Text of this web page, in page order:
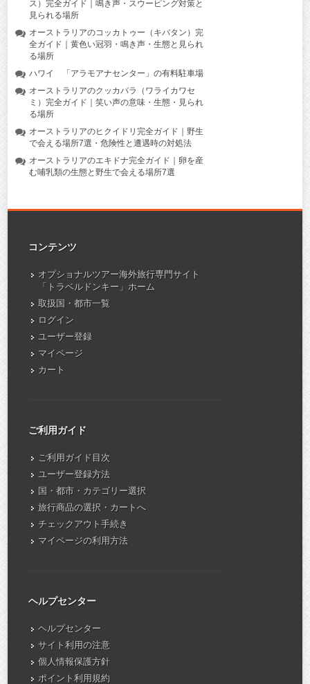
ス）完全ガイド｜鳴き声・スウーピング対策と
見られる場所
オーストラリアのコッカトゥー（キバタン）完
全ガイド｜黄色い冠羽・鳴き声・生態と見られ
る場所
ハワイ 「アラモアナセンター」の有料駐車場
オーストラリアのクッカバラ（ワライカワセ
ミ）完全ガイド｜笑い声の意味・生態・見られ
る場所
オーストラリアのヒクイドリ完全ガイド｜野生
で会える場所7選・危険性と遭遇時の対処法
オーストラリアのエキドナ完全ガイド｜卵を産
む哺乳類の生態と野生で会える場所7選
コンテンツ
オプショナルツアー海外旅行専門サイト
「トラベルドンキー」ホーム
取扱国・都市一覧
ログイン
ユーザー登録
マイページ
カート
ご利用ガイド
ご利用ガイド目次
ユーザー登録方法
国・都市・カテゴリー選択
旅行商品の選択・カートへ
チェックアウト手続き
マイページの利用方法
ヘルプセンター
ヘルプセンター
サイト利用の注意
個人情報保護方針
ポイント利用規約